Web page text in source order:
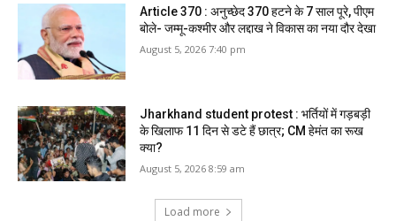
Article 370 : अनुच्छेद 370 हटने के 7 साल पूरे, पीएम
बोले- जम्मू-कश्मीर और लद्दाख ने विकास का नया दौर देखा
August 5, 2026 7:40 pm
Jharkhand student protest : भर्तियों में गड़बड़ी
के खिलाफ 11 दिन से डटे हैं छात्र; CM हेमंत का रूख
क्या?
August 5, 2026 8:59 am
Load more